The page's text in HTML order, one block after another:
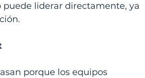
liderar directamente, ya
porque los equipos